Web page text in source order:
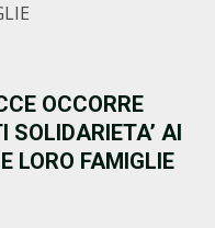
OCCORRE
SOLIDARIETA’ AI
LORO FAMIGLIE